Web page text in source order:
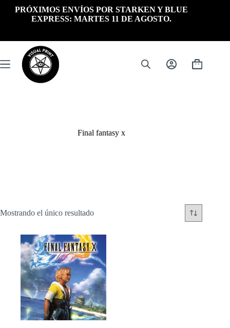
PRÓXIMOS ENVÍOS POR STARKEN Y BLUE
EXPRESS: MARTES 11 DE AGOSTO.
Carrito
Final fantasy x
Mostrando el único resultado